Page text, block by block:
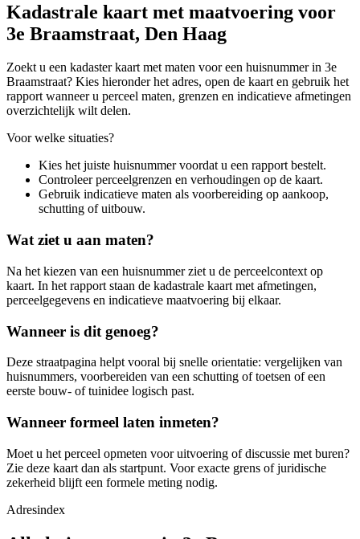
Kadastrale kaart met maatvoering voor
3e Braamstraat, Den Haag
Zoekt u een kadaster kaart met maten voor een huisnummer in 3e
Braamstraat? Kies hieronder het adres, open de kaart en gebruik het
rapport wanneer u perceel maten, grenzen en indicatieve afmetingen
overzichtelijk wilt delen.
Voor welke situaties?
Kies het juiste huisnummer voordat u een rapport bestelt.
Controleer perceelgrenzen en verhoudingen op de kaart.
Gebruik indicatieve maten als voorbereiding op aankoop,
schutting of uitbouw.
Wat ziet u aan maten?
Na het kiezen van een huisnummer ziet u de perceelcontext op
kaart. In het rapport staan de kadastrale kaart met afmetingen,
perceelgegevens en indicatieve maatvoering bij elkaar.
Wanneer is dit genoeg?
Deze straatpagina helpt vooral bij snelle orientatie: vergelijken van
huisnummers, voorbereiden van een schutting of toetsen of een
eerste bouw- of tuinidee logisch past.
Wanneer formeel laten inmeten?
Moet u het perceel opmeten voor uitvoering of discussie met buren?
Zie deze kaart dan als startpunt. Voor exacte grens of juridische
zekerheid blijft een formele meting nodig.
Adresindex